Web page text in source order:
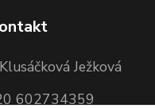
Ježková
602734359